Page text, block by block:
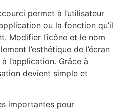
permet à l’utilisateur
ou la fonction qu’il
Modifier l’icône et le nom
l’esthétique de l’écran
l’application. Grâce à
devient simple et
importantes pour